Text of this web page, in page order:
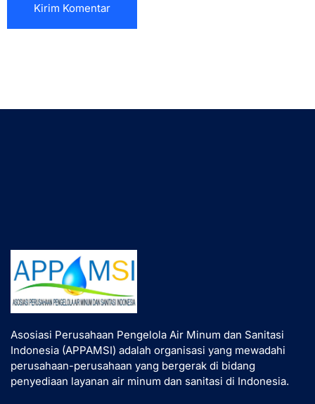
Asosiasi Perusahaan Pengelola Air Minum dan Sanitasi
Indonesia (APPAMSI) adalah organisasi yang mewadahi
perusahaan-perusahaan yang bergerak di bidang
penyediaan layanan air minum dan sanitasi di Indonesia.